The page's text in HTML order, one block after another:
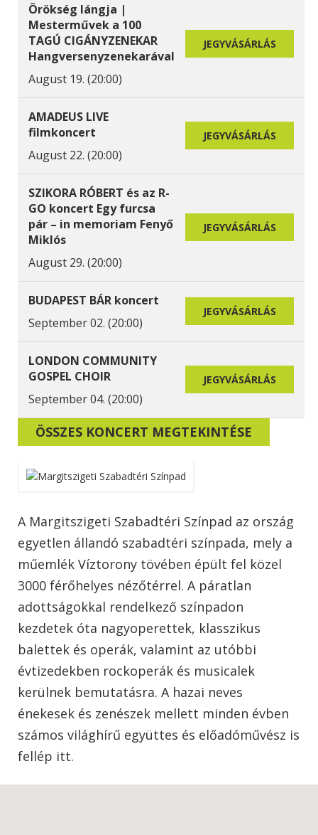
Örökség lángja |
Mesterművek a 100
TAGÚ CIGÁNYZENEKAR
Hangversenyzenekarával
August 19. (20:00)
JEGYVÁSÁRLÁS
AMADEUS LIVE
filmkoncert
August 22. (20:00)
JEGYVÁSÁRLÁS
SZIKORA RÓBERT és az R-
GO koncert Egy furcsa
pár – in memoriam Fenyő
Miklós
August 29. (20:00)
JEGYVÁSÁRLÁS
BUDAPEST BÁR koncert
September 02. (20:00)
JEGYVÁSÁRLÁS
LONDON COMMUNITY
GOSPEL CHOIR
September 04. (20:00)
JEGYVÁSÁRLÁS
ÖSSZES KONCERT MEGTEKINTÉSE
A Margitszigeti Szabadtéri Színpad az ország
egyetlen állandó szabadtéri színpada, mely a
műemlék Víztorony tövében épült fel közel
3000 férőhelyes nézőtérrel. A páratlan
adottságokkal rendelkező színpadon
kezdetek óta nagyoperettek, klasszikus
balettek és operák, valamint az utóbbi
évtizedekben rockoperák és musicalek
kerülnek bemutatásra. A hazai neves
énekesek és zenészek mellett minden évben
számos világhírű együttes és előadóművész is
fellép itt.